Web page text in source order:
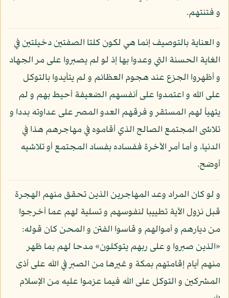
و فتنتهم.
و العناية بالتوصيف إنما هي لكون كلتا الصفتين دخيلتين في
الغاية الحسنة التي وعدوا بها إذ لو لم يصبروا على مر الجهاد
و أظهروا الجزع عند هجوم العظائم و لم يتأيدوا بالتوكل
على الله و اعتمدوا على أنفسهم الضعيفة أحيط بهم و لم
يتهيأ لهم المستقر و فرقهم العدو المصر على عداوته بددا و
تلاشى المجتمع الصالح الذي أقاموه في مهاجرهم هذا في
الدنيا، و أما أمر الآخرة ففساده بفساد المجتمع أو تلاشيه
أوضح.
و لو كان المراد وعد المهاجرين الذين تحقق منهم الهجرة
قبل نزول الآية تطييبا لنفوسهم و تسلية لهم عما أخرجوا
من ديارهم و أموالهم و قاسوا الفتن و المحن كان قوله:
«الذين صبروا و على ربهم يتوكلون» مدحا لهم بما ظهر
منهم أيام إقامتهم بمكة و غيرها من الصبر في الله على أذى
المشركين و التوكل على الله فيما عزموا عليه من الإسلام